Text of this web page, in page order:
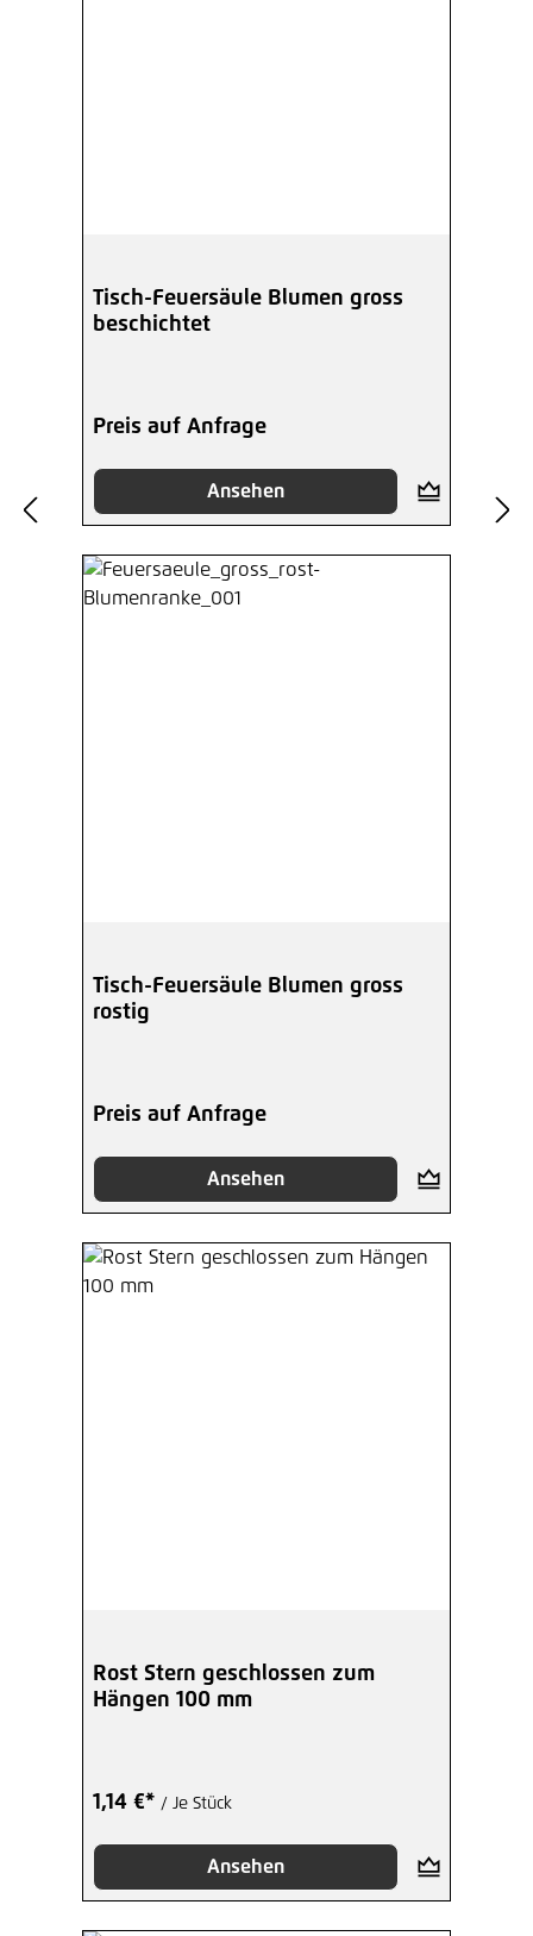
Tisch-Feuersäule Blumen gross
beschichtet
Preis auf Anfrage
Ansehen
Tisch-Feuersäule Blumen gross
rostig
Preis auf Anfrage
Ansehen
Rost Stern geschlossen zum
Hängen 100 mm
1,14 €* / Je Stück
Ansehen